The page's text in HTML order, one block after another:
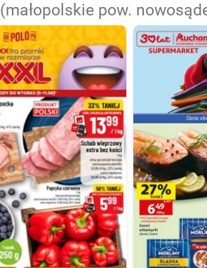
(małopolskie pow.